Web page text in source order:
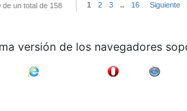
un total de 158 1 2 3 .. 16 Siguiente
versión de los navegadores